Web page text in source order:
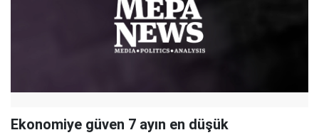
Ekonomiye güven 7 ayın en düşük